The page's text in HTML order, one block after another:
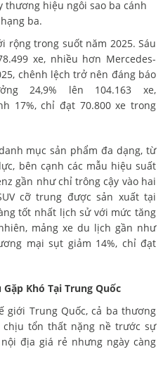
thương hiệu ngôi sao ba cánh
ba.
rộng trong suốt năm 2025. Sáu
xe, nhiều hơn Mercedes-
chênh lệch trở nên đáng báo
24,9% lên 104.163 xe,
17%, chỉ đạt 70.800 xe trong
mục sản phẩm đa dạng, từ
bên cạnh các mẫu hiệu suất
gần như chỉ trông cậy vào hai
cỡ trung được sản xuất tại
tốt nhất lịch sử với mức tăng
mảng xe du lịch gần như
mại sụt giảm 14%, chỉ đạt
Khó Tại Trung Quốc
Trung Quốc, cả ba thương
tổn thất nặng nề trước sự
địa giá rẻ nhưng ngày càng